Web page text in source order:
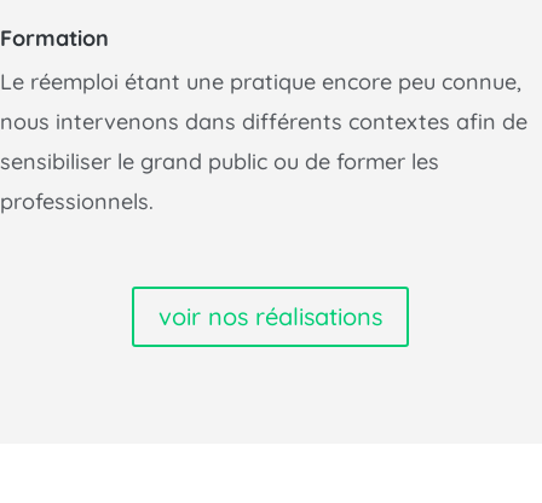
Formation
Le réemploi étant une pratique encore peu connue,
nous intervenons dans différents contextes afin de
sensibiliser le grand public ou de former les
professionnels.
voir nos réalisations